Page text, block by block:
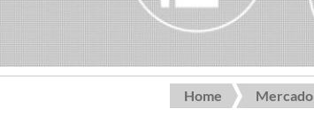
Home Mercado